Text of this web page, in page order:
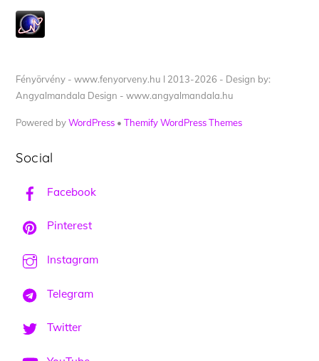
Fényörvény - www.fenyorveny.hu I 2013-2026 - Design by:
Angyalmandala Design - www.angyalmandala.hu
Powered byWordPress •Themify WordPress Themes
Social
Facebook
Pinterest
Instagram
Telegram
Twitter